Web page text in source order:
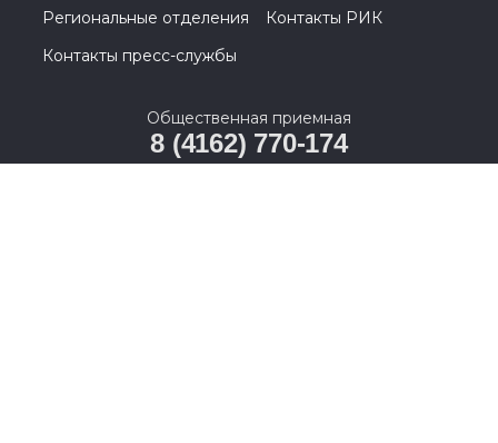
Региональные отделения
Контакты РИК
Контакты пресс-службы
Общественная приемная
8 (4162) 770-174